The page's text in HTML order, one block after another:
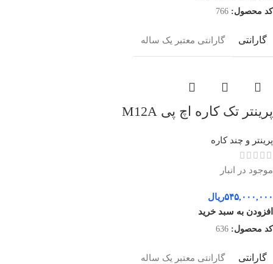
کد محصول: 766
گارانتی گارانتی معتبر یک ساله
پرینتر تک کاره اچ پی M12A
پرینتر و چند کاره
موجود در انبار
۵۴۵,۰۰۰,۰۰۰ریال
افزودن به سبد خرید
کد محصول: 636
گارانتی گارانتی معتبر یک ساله